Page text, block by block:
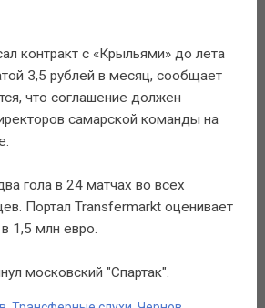
контракт с «Крыльями» до лета
3,5 рублей в месяц, сообщает
что соглашение должен
самарской команды на
гола в 24 матчах во всех
Портал Transfermarkt оценивает
1,5 млн евро.
московский "Спартак".